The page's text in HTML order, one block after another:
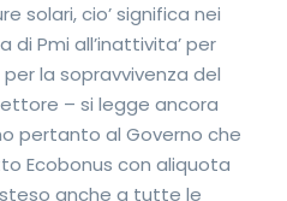
solari, cio’ significa nei
Pmi all’inattivita’ per
la sopravvivenza del
– si legge ancora
pertanto al Governo che
Ecobonus con aliquota
anche a tutte le